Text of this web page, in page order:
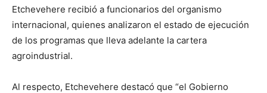
Etchevehere recibió a funcionarios del organismo
internacional, quienes analizaron el estado de ejecución
de los programas que lleva adelante la cartera
agroindustrial.
Al respecto, Etchevehere destacó que “el Gobierno